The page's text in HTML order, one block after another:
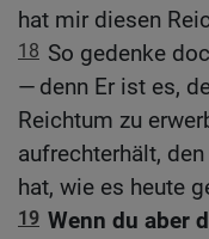
hat mir diesen
18 So gedenke
— denn Er ist es,
Reichtum zu
aufrechterhält,
hat, wie es heute
19 Wenn du aber